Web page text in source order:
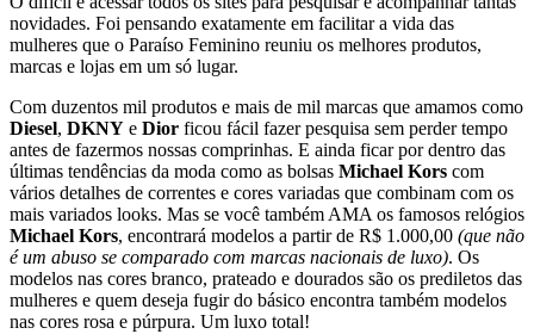
novidades. Foi pensando exatamente em facilitar a vida das
mulheres que o Paraíso Feminino reuniu os melhores produtos,
marcas e lojas em um só lugar.
Com duzentos mil produtos e mais de mil marcas que amamos como
Diesel, DKNY e Dior ficou fácil fazer pesquisa sem perder tempo
antes de fazermos nossas comprinhas. E ainda ficar por dentro das
últimas tendências da moda como as bolsas Michael Kors com
vários detalhes de correntes e cores variadas que combinam com os
mais variados looks. Mas se você também AMA os famosos relógios
Michael Kors, encontrará modelos a partir de R$ 1.000,00 (que não
é um abuso se comparado com marcas nacionais de luxo). Os
modelos nas cores branco, prateado e dourados são os prediletos das
mulheres e quem deseja fugir do básico encontra também modelos
nas cores rosa e púrpura. Um luxo total!